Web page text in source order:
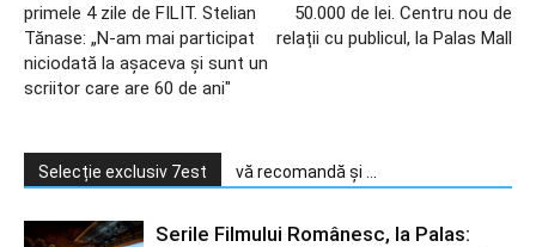
primele 4 zile de FILIT. Stelian
Tănase: „N-am mai participat
niciodată la aşaceva şi sunt un
scriitor care are 60 de ani"
50.000 de lei. Centru nou de
relații cu publicul, la Palas Mall
Selecție exclusiv 7est vă recomandă și ...
Serile Filmului Românesc, la Palas: